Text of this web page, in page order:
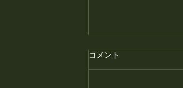
月末の金曜日はプレ
コメント